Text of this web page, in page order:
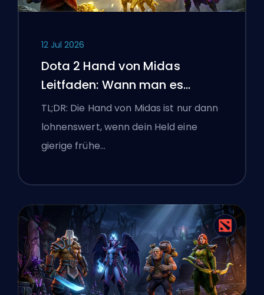
12 Jul 2026
Dota 2 Hand von Midas
Leitfaden: Wann man es
kaufen sollte
TL;DR: Die Hand von Midas ist nur dann
lohnenswert, wenn dein Held eine
gierige frühe…